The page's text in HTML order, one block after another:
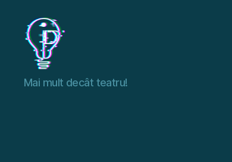
I.D.
FEST
Mai mult decât teatru!